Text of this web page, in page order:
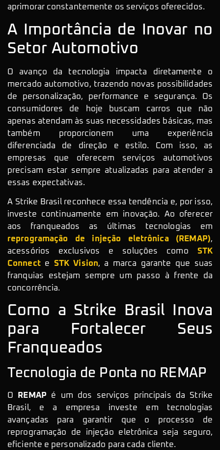
aprimorar constantemente os serviços oferecidos.
A Importância de Inovar no
Setor Automotivo
O avanço da tecnologia impacta diretamente o
mercado automotivo, trazendo novas possibilidades
de personalização, performance e segurança. Os
consumidores de hoje buscam carros que não
apenas atendam às suas necessidades básicas, mas
também proporcionem uma experiência
diferenciada de direção e estilo. Com isso, as
empresas que oferecem serviços automotivos
precisam estar sempre atualizadas para atender a
essas expectativas.
A Strike Brasil reconhece essa tendência e, por isso,
investe continuamente em inovação. Ao oferecer
aos franqueados as últimas tecnologias em
reprogramação de injeção eletrônica (REMAP),
acessórios exclusivos e soluções como STK
Connecte STK Vision, a marca garante que suas
franquias estejam sempre um passo à frente da
concorrência.
Como a Strike Brasil Inova
para Fortalecer Seus
Franqueados
Tecnologia de Ponta no REMAP
O REMAP é um dos serviços principais da Strike
Brasil, e a empresa investe em tecnologias
avançadas para garantir que o processo de
reprogramação de injeção eletrônica seja seguro,
eficiente e personalizado para cada cliente.